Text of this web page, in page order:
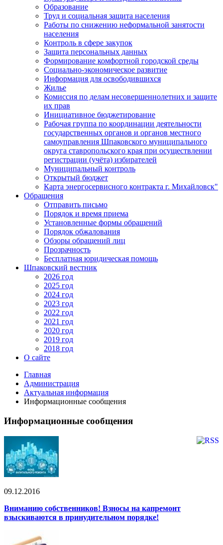
Образование
Труд и социальная защита населения
Работы по снижению неформальной занятости
населения
Контроль в сфере закупок
Защита персональных данных
Формирование комфортной городской среды
Социально-экономическое развитие
Информация для освободившихся
Жилье
Комиссия по делам несовершеннолетних и защите
их прав
Инициативное бюджетирование
Рабочая группа по координации деятельности
государственных органов и органов местного
самоуправления Шпаковского муниципального
округа ставропольского края при осуществлении
регистрации (учёта) избирателей
Муниципальный контроль
Открытый бюджет
Карта энергосервисного контракта г. Михайловск"
Обращения
Отправить письмо
Порядок и время приема
Установленные формы обращений
Порядок обжалования
Обзоры обращений лиц
Прозрачность
Бесплатная юридическая помощь
Шпаковский вестник
2026 год
2025 год
2024 год
2023 год
2022 год
2021 год
2020 год
2019 год
2018 год
О сайте
Главная
Администрация
Актуальная информация
Информационные сообщения
Информационные сообщения
09.12.2016
Вниманию собственников! Взносы на капремонт
взыскиваются в принудительном порядке!